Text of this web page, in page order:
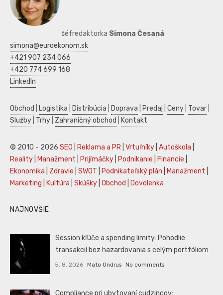
šéfredaktorka Simona Česaná
simona@euroekonom.sk
+421 907 234 066
+420 774 699 168
LinkedIn
Obchod Logistika Distribúcia Doprava Predaj Ceny Tovar
Služby Trhy Zahraničný obchod Kontakt
© 2010 - 2026 SEO Reklama a PR Vrtuľníky Autoškola
Reality
Manažment Prijímáčky Podnikanie Financie
Ekonomika
Zdravie SWOT Podnikateľský plán Manažment
Marketing
Kultúra Skúšky Obchod Dovolenka
NAJNOVŠIE
Session kľúče a spending limity: Pohodlie
transakcií bez hazardovania s celým portfóliom
5. 8. 2026 Mato Ondrus No comments
Compliance pri ubytovaní cudzincov: